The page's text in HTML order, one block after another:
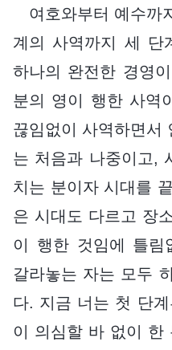
여호와부터 예수까
계의 사역까지 세 단
하나의 완전한 경영
분의 영이 행한 사역
끊임없이 사역하면서
는 처음과 나중이고,
치는 분이자 시대를
은 시대도 다르고 장
이 행한 것임에 틀림
갈라놓는 자는 모두
다. 지금 너는 첫 단
이 의심할 바 없이 한